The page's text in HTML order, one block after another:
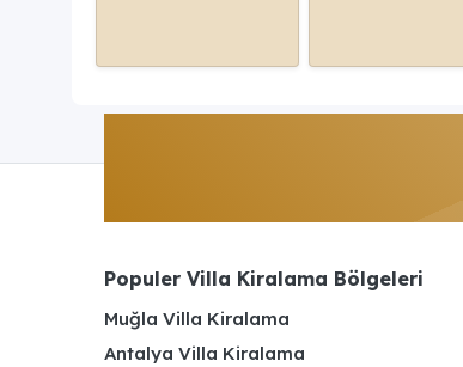
Populer Villa Kiralama Bölgeleri
Muğla Villa Kiralama
Antalya Villa Kiralama